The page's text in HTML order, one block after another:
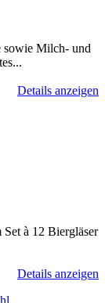
sowie Milch- und
Details anzeigen
à 12 Biergläser
Details anzeigen